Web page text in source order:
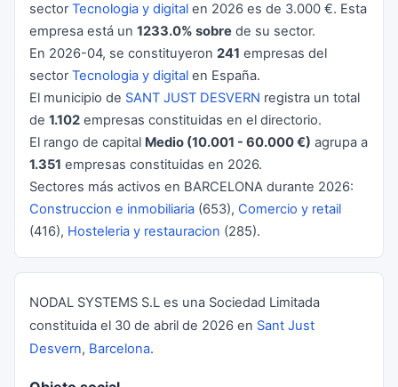
sectorTecnologia y digital en 2026 es de 3.000 €. Esta
empresa está un 1233.0% sobre de su sector.
En 2026-04, se constituyeron 241 empresas del
sectorTecnologia y digital en España.
El municipio de SANT JUST DESVERN registra un total
de 1.102 empresas constituidas en el directorio.
El rango de capital Medio (10.001 - 60.000 €) agrupa a
1.351 empresas constituidas en 2026.
Sectores más activos en BARCELONA durante 2026:
Construccion e inmobiliaria (653), Comercio y retail
(416), Hosteleria y restauracion (285).
NODAL SYSTEMS S.L es una Sociedad Limitada
constituida el 30 de abril de 2026 en Sant Just
Desvern, Barcelona.